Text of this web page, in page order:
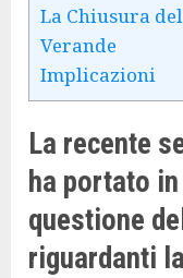
La Chiusura
Verande
Implicazioni
La recente
ha portato
questione
riguardanti